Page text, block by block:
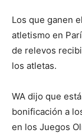
Los que ganen
atletismo en
de relevos
los atletas.
WA dijo que
bonificación a
en los Juegos